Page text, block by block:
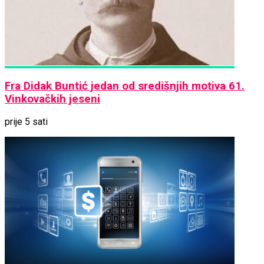
Fra Didak Buntić jedan od središnjih motiva 61.
Vinkovačkih jeseni
prije 5 sati